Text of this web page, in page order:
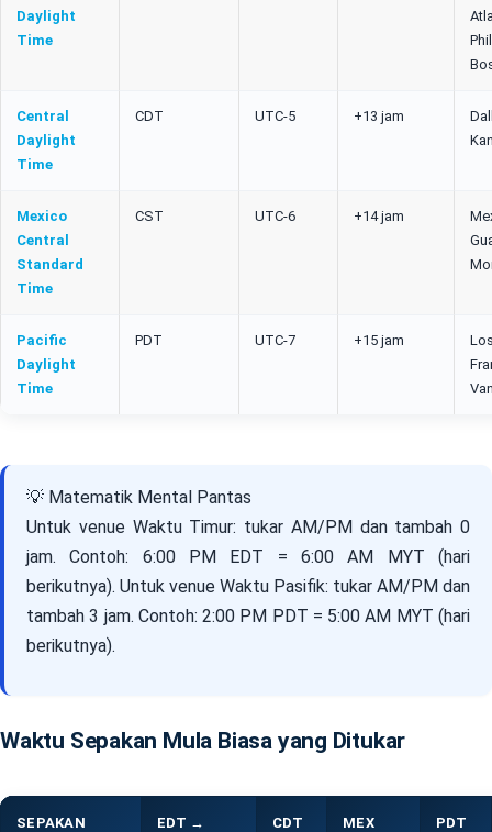
Daylight
Time
Central
Daylight
Time
CDT UTC-5 +13 jam
Mexico
Central
Standard
Time
CST UTC-6 +14 jam
Pacific
Daylight
Time
PDT UTC-7 +15 jam
💡 Matematik Mental Pantas
Untuk venue Waktu Timur: tukar AM/PM dan tambah 0
jam. Contoh: 6:00 PM EDT = 6:00 AM MYT (hari
berikutnya). Untuk venue Waktu Pasifik: tukar AM/PM dan
tambah 3 jam. Contoh: 2:00 PM PDT = 5:00 AM MYT (hari
berikutnya).
Waktu Sepakan Mula Biasa yang Ditukar
SEPAKAN
EDT →
CDT
MEX
PDT